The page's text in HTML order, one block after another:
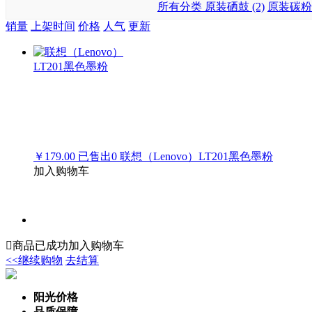
所有分类 原装硒鼓 (2) 原装碳
销量
上架时间 价格 人气 更新
￥179.00 已售出0 联想（Lenovo）LT201黑色墨粉
加入购物车
商品已成功加入购物车
<<继续购物 去结算
阳光价格